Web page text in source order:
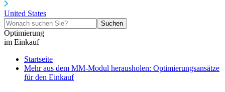
United States
Suchen
Optimierung
im Einkauf
Startseite
Mehr aus dem MM-Modul herausholen: Optimierungsansätze
für den Einkauf